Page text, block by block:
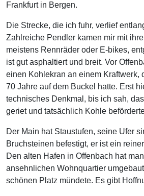
Frankfurt in Bergen.
Die Strecke, die ich fuhr, verlief
Zahlreiche Pendler kamen mir mit
meistens Rennräder oder E-bikes,
ist gut asphaltiert und breit. Vor
einen Kohlekran an einem Kraftwerk,
70 Jahre auf dem Buckel hatte. Erst
technisches Denkmal, bis ich sah,
geriet und tatsächlich Kohle
Der Main hat Staustufen, seine Ufer
Bruchsteinen befestigt, er ist ein
Den alten Hafen in Offenbach hat
ansehnlichen Wohnquartier
schönen Platz mündete. Es gibt